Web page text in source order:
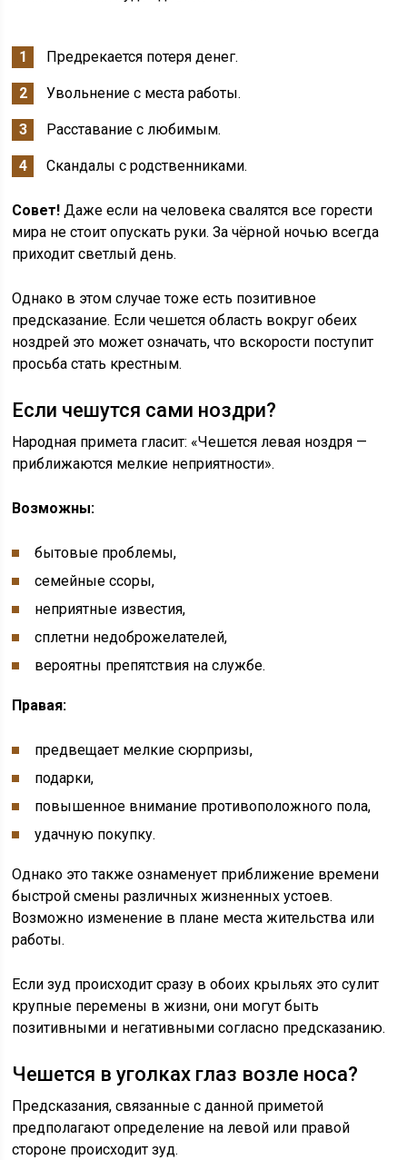
Предрекается потеря денег.
Увольнение с места работы.
Расставание с любимым.
Скандалы с родственниками.
Совет! Даже если на человека свалятся все горести
мира не стоит опускать руки. За чёрной ночью всегда
приходит светлый день.
Однако в этом случае тоже есть позитивное
предсказание. Если чешется область вокруг обеих
ноздрей это может означать, что вскорости поступит
просьба стать крестным.
Если чешутся сами ноздри?
Народная примета гласит: «Чешется левая ноздря —
приближаются мелкие неприятности».
Возможны:
бытовые проблемы,
семейные ссоры,
неприятные известия,
сплетни недоброжелателей,
вероятны препятствия на службе.
Правая:
предвещает мелкие сюрпризы,
подарки,
повышенное внимание противоположного пола,
удачную покупку.
Однако это также ознаменует приближение времени
быстрой смены различных жизненных устоев.
Возможно изменение в плане места жительства или
работы.
Если зуд происходит сразу в обоих крыльях это сулит
крупные перемены в жизни, они могут быть
позитивными и негативными согласно предсказанию.
Чешется в уголках глаз возле носа?
Предсказания, связанные с данной приметой
предполагают определение на левой или правой
стороне происходит зуд.